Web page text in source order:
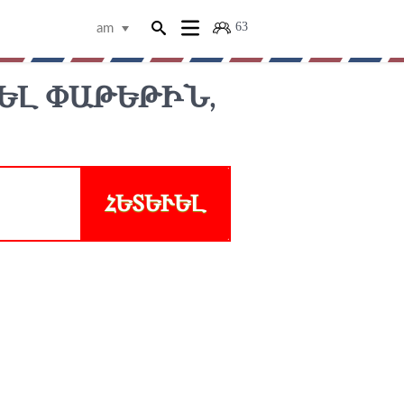
63
am
ՓԱԹԵԹԻՆ, Բ
ՀԵՏԵՒԵԼ